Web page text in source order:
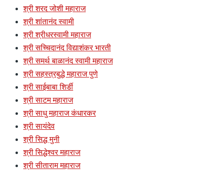
श्री शरद जोशी महाराज
श्री शांतानंद स्वामी
श्री श्रीधरस्वामी महाराज
श्री सच्चिदानंद विद्याशंकर भारती
श्री समर्थ बाळानंद स्वामी महाराज
श्री सहस्त्रबुद्धे महाराज पुणे
श्री साईबाबा शिर्डी
श्री साटम महाराज
श्री साधु महाराज कंधारकर
श्री सायंदेव
श्री सिद्ध मुनी
श्री सिद्धेश्वर महाराज
श्री सीताराम महाराज